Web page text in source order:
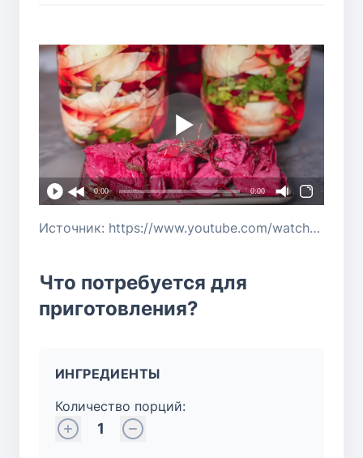
0:00 0:00
Источник: https://www.youtube.com/watch?v=8Aeve2sgrKU
Что потребуется для
приготовления?
ИНГРЕДИЕНТЫ
Количество порций:
1